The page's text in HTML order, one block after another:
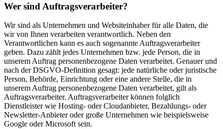
Wer sind Auftragsverarbeiter?
Wir sind als Unternehmen und Websiteinhaber für alle Daten, die
wir von Ihnen verarbeiten verantwortlich. Neben den
Verantwortlichen kann es auch sogenannte Auftragsverarbeiter
geben. Dazu zählt jedes Unternehmen bzw. jede Person, die in
unserem Auftrag personenbezogene Daten verarbeitet. Genauer und
nach der DSGVO-Definition gesagt: jede natürliche oder juristische
Person, Behörde, Einrichtung oder eine andere Stelle, die in
unserem Auftrag personenbezogene Daten verarbeitet, gilt als
Auftragsverarbeiter. Auftragsverarbeiter können folglich
Dienstleister wie Hosting- oder Cloudanbieter, Bezahlungs- oder
Newsletter-Anbieter oder große Unternehmen wie beispielsweise
Google oder Microsoft sein.